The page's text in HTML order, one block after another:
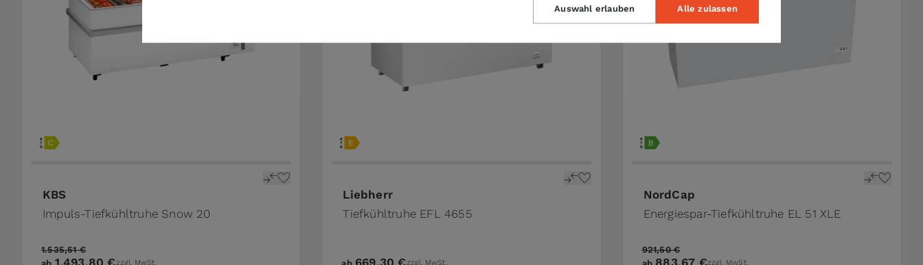
KBS
Impuls-Tiefkühltruhe Snow 20
1.493,80 €
1.535,51 €
zzgl. MwSt.
Liebherr
Tiefkühltruhe EFL 4655
669,30 €zzgl. MwSt.
NordCap
Energiespar-Tiefkühltruhe EL 51 XLE
883,67 €
921,50 €
zzgl. MwSt.
Auswahl erlauben Alle zulassen